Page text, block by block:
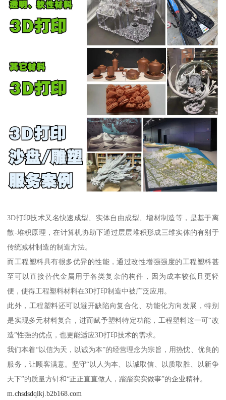
3D打印技术又名快速成型、实体自由成型、增材制造等，是基于离
散-堆积原理，在计算机协助下通过层层堆积形成三维实体的有别于
传统减材制造的制造方法。
而工程塑料具有很多优异的性能，通过改性增强强度的工程塑料甚
至可以直接替代金属用于各类复杂的构件，因为成本较低且更轻
便，使得工程塑料材料在3D打印制造中被广泛应用。
此外，工程塑料还可以避开缺陷向复合化、功能化方向发展，特别
是实现多元材料复合，进而赋予塑料特定功能，工程塑料这一可“改
造”性强的优点，也更能适应3D打印技术的需求。
我们本着“以信为天，以诚为本”的经营理念为宗旨，用热忱、优良的
服务，让顾客满意。坚守“以人为本、以诚取信、以质取胜、以新争
天下”的质量方针和“正正直直做人，踏踏实实做事”的企业精神。
m.chsdsdqlkj.b2b168.com